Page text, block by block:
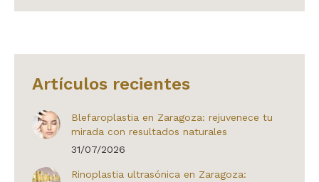
Artículos recientes
Blefaroplastia en Zaragoza: rejuvenece tu
mirada con resultados naturales
31/07/2026
Rinoplastia ultrasónica en Zaragoza: